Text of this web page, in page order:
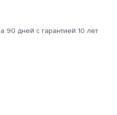
90 дней с гарантией 10 лет